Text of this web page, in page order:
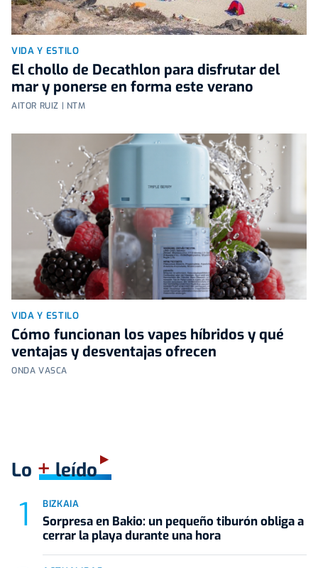
VIDA Y ESTILO
El chollo de Decathlon para disfrutar del
mar y ponerse en forma este verano
AITOR RUIZ | NTM
VIDA Y ESTILO
Cómo funcionan los vapes híbridos y qué
ventajas y desventajas ofrecen
ONDA VASCA
Lo +leído
BIZKAIA
Sorpresa en Bakio: un pequeño tiburón obliga a
cerrar la playa durante una hora